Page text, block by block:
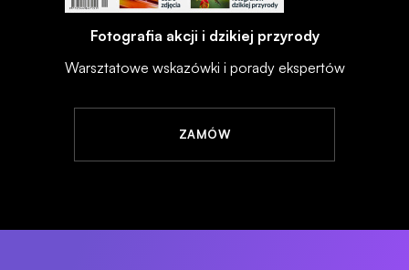
Fotografia akcji i dzikiej przyrody
Warsztatowe wskazówki i porady ekspertów
ZAMÓW